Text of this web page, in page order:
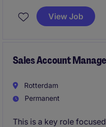
Medewerker ben je
van de administratie en
neem je graag het
View Job
Sales Account
Rotterdam
Permanent
This is a key role